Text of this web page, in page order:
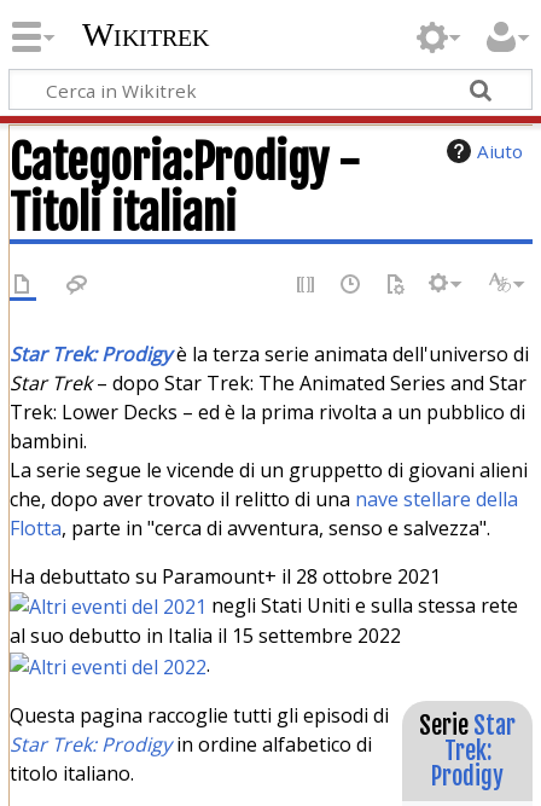
Wikitrek
Aiuto
Categoria:Prodigy -
Titoli italiani
Star Trek: Prodigyè la terza serie animata dell'universo di
Star Trek– dopo Star Trek: The Animated Series and Star
Trek: Lower Decks – ed è la prima rivolta a un pubblico di
bambini.
La serie segue le vicende di un gruppetto di giovani alieni
che, dopo aver trovato il relitto di una nave stellare della
Flotta, parte in "cerca di avventura, senso e salvezza".
Ha debuttato su Paramount+ il 28 ottobre 2021
negli Stati Uniti e sulla stessa rete
al suo debutto in Italia il 15 settembre 2022
.
Serie Star
Trek:
Prodigy
Questa pagina raccoglie tutti gli episodi di
Star Trek: Prodigyin ordine alfabetico di
titolo italiano.